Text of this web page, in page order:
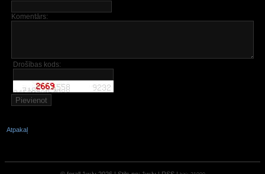
Komentārs:
Drošības kods:
Atpakaļ